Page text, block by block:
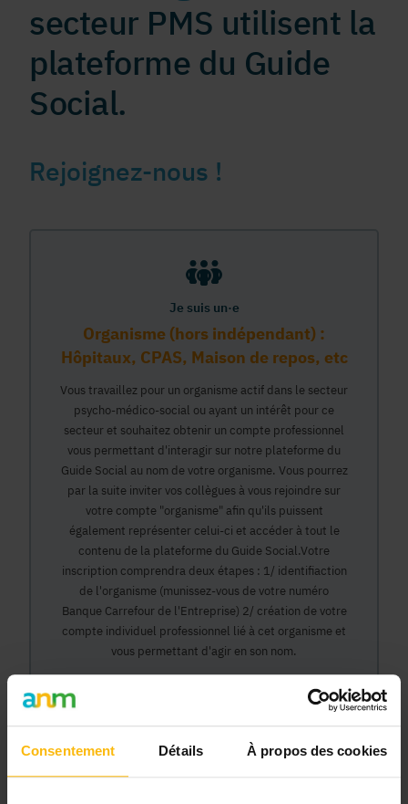
Consentement Détails À propos des cookies
secteur PMS utilisent la
plateforme du Guide
Social.
Rejoignez-nous !
Je suis un·e
Organisme (hors indépendant) :
Hôpitaux, CPAS, Maison de repos, etc
Vous travaillez pour un organisme actif dans le secteur
psycho-médico-social ou ayant un intérêt pour ce
secteur et souhaitez obtenir un compte professionnel
vous permettant d'interagir sur notre plateforme du
Guide Social au nom de votre organisme. Vous pourrez
par la suite inviter vos collègues à vous rejoindre sur
votre compte "organisme" afin qu'ils puissent
également représenter celui-ci et accéder à tout le
contenu de la plateforme du Guide Social.Votre
inscription comprendra deux étapes : 1/ identifiaction
de l'organisme (munissez-vous de votre numéro
Banque Carrefour de l'Entreprise) 2/ création de votre
compte individuel professionnel lié à cet organisme et
vous permettant d'agir en son nom.